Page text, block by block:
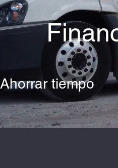
Ahorrar tiempo